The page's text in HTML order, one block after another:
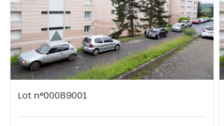
Vous recherchez&nbsp;:
Rechercher
Lot n°00089001